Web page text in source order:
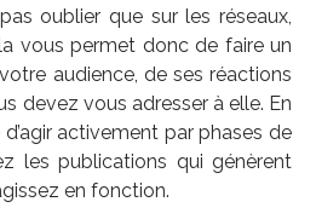
oublier que sur les réseaux,
vous permet donc de faire un
audience, de ses réactions
devez vous adresser à elle. En
activement par phases de
les publications qui génèrent
en fonction.